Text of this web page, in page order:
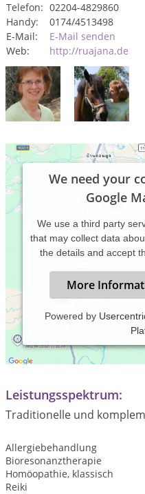
Telefon: 02204-4829860
Handy:
0174/4513498
E-Mail:
E-Mail senden
Web:
http://ruajana.de
We need your
Google
We use a third party
that may collect data
the details and accept
More
Powered by
Praxiszeiten:
Termine nach telefonischer
Leistungsspektrum:
Traditionelle und
Allergiebehandlung
Bioresonanztherapie
Homöopathie, klassisch
Reiki